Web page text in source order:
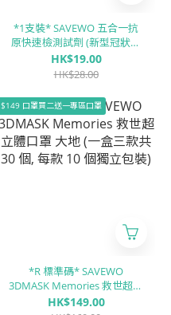
*1支裝* SAVEWO 五合一抗
原快速檢測試劑 (新型冠狀病
毒(Covid-19) / 甲型流感病毒
(Influenza A) / 乙型流感病毒
胞病毒 / ADV腺病毒)
HK$19.00
HK$28.00
$149 口罩買二送一專區口罩
*R 標準碼* SAVEWO
3DMASK Memories 救世超立
體口罩 大地 (一盒三款共 30
HK$149.00